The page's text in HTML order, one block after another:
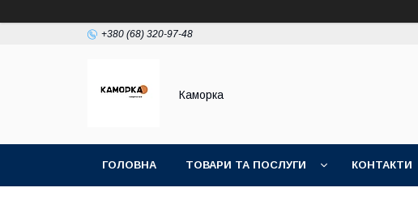
+380 (68) 320-97-48
Каморка
ГОЛОВНА ТОВАРИ ТА ПОСЛУГИ КОНТАКТИ